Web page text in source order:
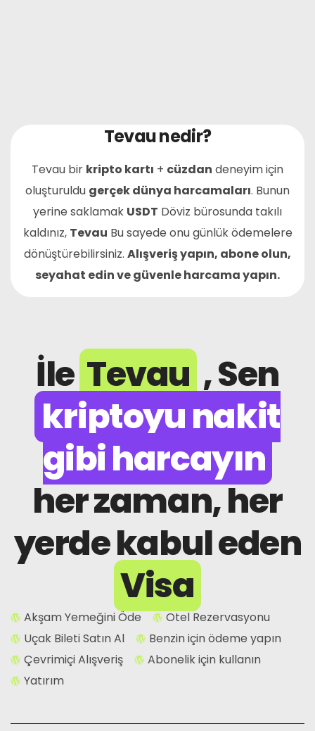
Tevau nedir?
Tevau bir kripto kartı + cüzdan deneyim için
oluşturuldu gerçek dünya harcamaları. Bunun
yerine saklamak USDT Döviz bürosunda takılı
kaldınız, Tevau Bu sayede onu günlük ödemelere
dönüştürebilirsiniz. Alışveriş yapın, abone olun,
seyahat edin ve güvenle harcama yapın.
İle Tevau , Sen
kriptoyu nakit
gibi harcayın
her zaman, her
yerde kabul eden
Visa
Akşam Yemeğini Öde
Otel Rezervasyonu
Uçak Bileti Satın Al
Benzin için ödeme yapın
Çevrimiçi Alışveriş
Abonelik için kullanın
Yatırım